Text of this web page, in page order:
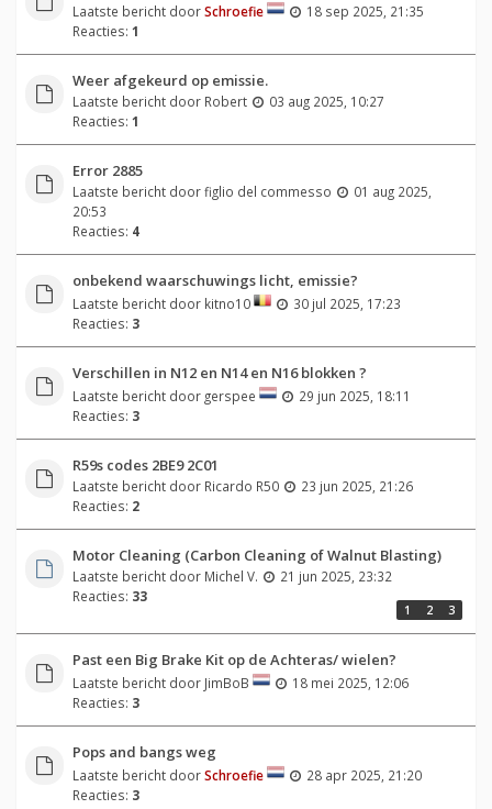
Laatste bericht doorSchroefie
18 sep 2025, 21:35
Reacties: 1
Weer afgekeurd op emissie.
Laatste bericht door Robert
03 aug 2025, 10:27
Reacties: 1
Error 2885
Laatste bericht doorfiglio del commesso
01 aug 2025,
20:53
Reacties: 4
onbekend waarschuwings licht, emissie?
Laatste bericht door kitno10
30 jul 2025, 17:23
Reacties: 3
Verschillen in N12 en N14 en N16 blokken ?
Laatste bericht door gerspee
29 jun 2025, 18:11
Reacties: 3
R59s codes 2BE9 2C01
Laatste bericht door Ricardo R50
23 jun 2025, 21:26
Reacties: 2
Motor Cleaning (Carbon Cleaning of Walnut Blasting)
Laatste bericht door Michel V.
21 jun 2025, 23:32
Reacties: 33
1 2 3
Past een Big Brake Kit op de Achteras/ wielen?
Laatste bericht door JimBoB
18 mei 2025, 12:06
Reacties: 3
Pops and bangs weg
Laatste bericht doorSchroefie
28 apr 2025, 21:20
Reacties: 3